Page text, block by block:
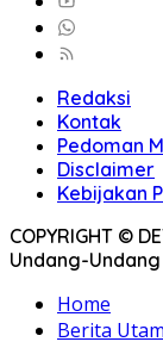
Redaksi
Kontak
Pedoman
Disclaimer
Kebijakan
COPYRIGHT ©
Undang-Undang
Home
Berita